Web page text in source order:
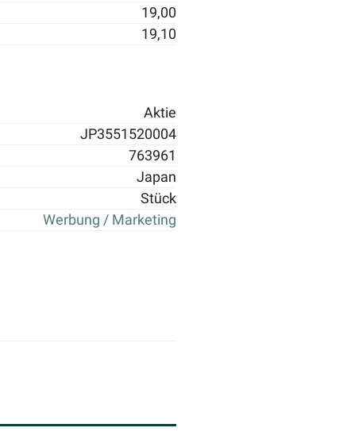
19,00
19,10
Aktie
JP3551520004
763961
Japan
Stück
Werbung / Marketing